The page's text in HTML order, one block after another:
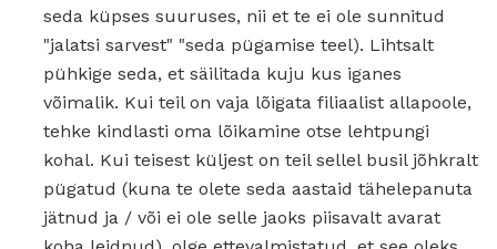
seda küpses suuruses, nii et te ei ole sunnitud
"jalatsi sarvest" "seda pügamise teel). Lihtsalt
pühkige seda, et säilitada kuju kus iganes
võimalik. Kui teil on vaja lõigata filiaalist allapoole,
tehke kindlasti oma lõikamine otse lehtpungi
kohal. Kui teisest küljest on teil sellel busil jõhkralt
pügatud (kuna te olete seda aastaid tähelepanuta
jätnud ja / või ei ole selle jaoks piisavalt avarat